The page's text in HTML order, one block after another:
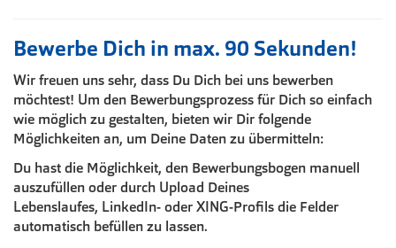
Bewerbe Dich in max. 90 Sekunden!
Wir freuen uns sehr, dass Du Dich bei uns bewerben
möchtest! Um den Bewerbungsprozess für Dich so einfach
wie möglich zu gestalten, bieten wir Dir folgende
Möglichkeiten an, um Deine Daten zu übermitteln:
Du hast die Möglichkeit, den Bewerbungsbogen manuell
auszufüllen oder durch Upload Deines
Lebenslaufes, LinkedIn- oder XING-Profils die Felder
automatisch befüllen zu lassen.